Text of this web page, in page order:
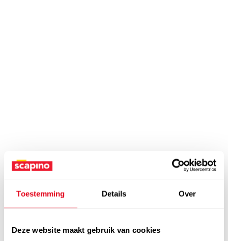
Toestemming Details Over
Deze website maakt gebruik van cookies